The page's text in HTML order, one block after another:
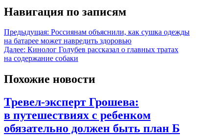
Навигация по записям
Предыдущая: Россиянам объяснили, как сушка одежды
на батарее может навредить здоровью
Далее: Кинолог Голубев рассказал о главных тратах
на содержание собаки
Похожие новости
Тревел-эксперт Грошева:
в путешествиях с ребенком
обязательно должен быть план Б